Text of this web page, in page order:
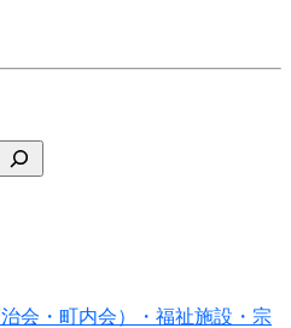
会・町内会）・福祉施設・宗